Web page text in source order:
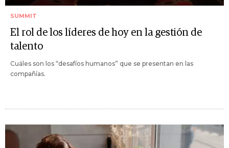
SUMMIT
El rol de los líderes de hoy en la gestión de
talento
Cuáles son los “desafíos humanos” que se presentan en las
compañías.